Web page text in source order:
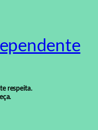
respeita.